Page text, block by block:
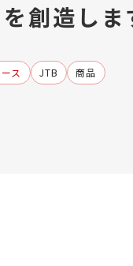
創造しま
ス JTB 商品